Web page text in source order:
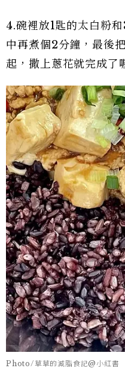
4.碗裡放1匙的太白粉
中再煮個2分鐘，最後
起，撒上蔥花就完成了
Photo/草草的減脂食記@小紅書